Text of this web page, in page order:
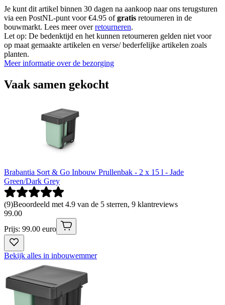
Je kunt dit artikel binnen 30 dagen na aankoop naar ons terugsturen
via een PostNL-punt voor €4.95 ofgratis retourneren in de
bouwmarkt. Lees meer overretourneren.
Let op: De bedenktijd en het kunnen retourneren gelden niet voor
op maat gemaakte artikelen en verse/ bederfelijke artikelen zoals
planten.
Meer informatie over de bezorging
Vaak samen gekocht
Brabantia Sort & Go Inbouw Prullenbak - 2 x 15 l - Jade
Green/Dark Grey
(9)Beoordeeld met 4.9 van de 5 sterren, 9 klantreviews
99.00
Prijs: 99.00 euro
Bekijk alles in inbouwemmer